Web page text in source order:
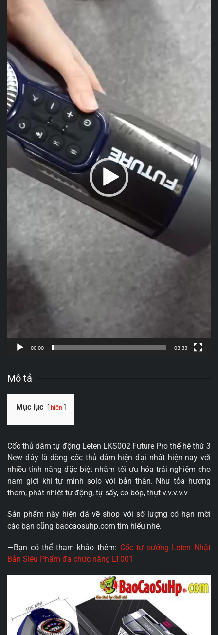
chơi
Video
00:00 03:33
Mô tả
Mục lục hiện
Cốc thủ dâm tự động Leten LKS002 Future Pro thế hệ thứ 3
New đây là dòng cốc thủ dâm hiện đại nhất hiện nay với
nhiều tính năng đặc biệt nhằm tối ưu hóa trải nghiệm cho
nam giới khi tự mình solo với bản thân. Như tỏa hương
thơm, phát nhiệt tự động, tự sấy, co bóp, thụt v.v.v.v.v
Sản phẩm này hiện đã về shop với số lượng có hạn mời
các bạn cũng baocaosuhp.com tìm hiểu nhé.
—Bạn có thể tham khảo thêm: Cốc tự sướng Leten Nhật
Bản Siêu Phẩm đa chức năng LT001